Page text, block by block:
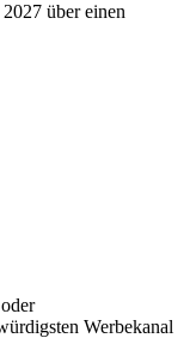
über einen
Werbekanal